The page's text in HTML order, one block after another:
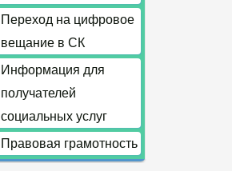
Переход на цифровое
вещание в СК
Информация для
получателей
социальных услуг
Правовая грамотность